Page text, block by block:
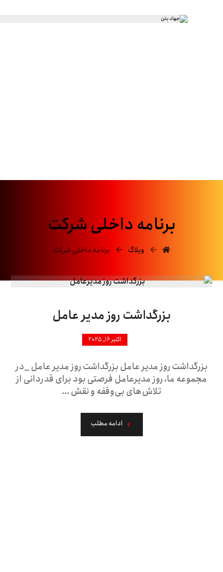
برنامه داخلی شرکت
وبلاگ برنامه داخلی شرکت
بزرگداشت روز مدیر عامل
اکتبر ۱۶, ۲۰۲۵
بزرگداشت روز مدیر عامل بزرگداشت روز مدیر عامل _در
مجموعه ما، روز مدیرعامل فرصتی بود برای قدردانی از
تلاش‌های بی‌وقفه و نقش ...
ادامه مطلب